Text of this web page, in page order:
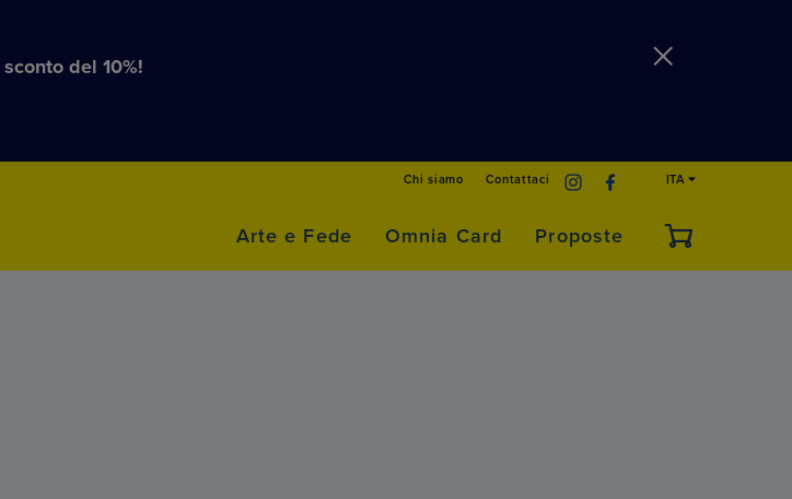
sconto del 10%!
Chi siamo Contattaci ITA
Arte e Fede Omnia Card Proposte